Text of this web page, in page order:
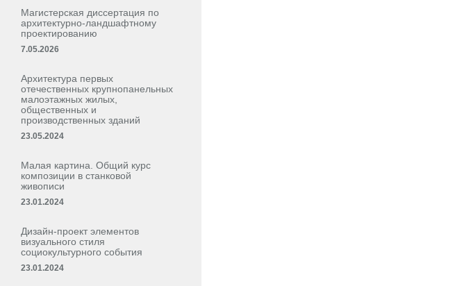
Магистерская диссертация по
архитектурно-ландшафтному
проектированию
7.05.2026
Архитектура первых
отечественных крупнопанельных
малоэтажных жилых,
общественных и
производственных зданий
23.05.2024
Малая картина. Общий курс
композиции в станковой
живописи
23.01.2024
Дизайн-проект элементов
визуального стиля
социокультурного события
23.01.2024